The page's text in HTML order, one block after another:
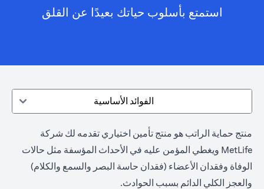
استمتع بأسلوب حياتك بعيدًا عن القلق
الفوائد الأساسية
منتج حماية الراتب هو منتج تأمين اختياري تقدمه لك شركة
MetLife ويغطي المؤمن عليه في الأحداث المؤسفة مثل حالات
الوفاة وفقدان الأعضاء (فقدان حاسة البصر والسمع والكلام)
والعجز الكلي الدائم بسبب الحوادث.